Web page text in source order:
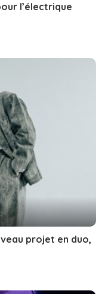
l’électrique
projet en duo,